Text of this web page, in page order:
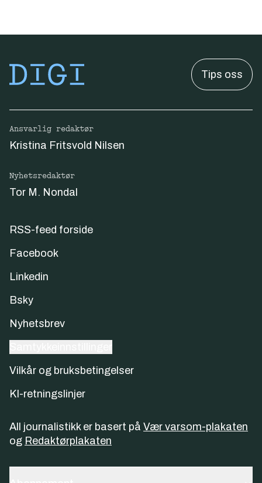
Tips oss
Ansvarlig redaktør
Kristina Fritsvold Nilsen
Nyhetsredaktør
Tor M. Nondal
RSS-feed forside
Facebook
Linkedin
Bsky
Nyhetsbrev
Vilkår og bruksbetingelser
KI-retningslinjer
All journalistikk er basert på Vær varsom-plakaten
og Redaktørplakaten